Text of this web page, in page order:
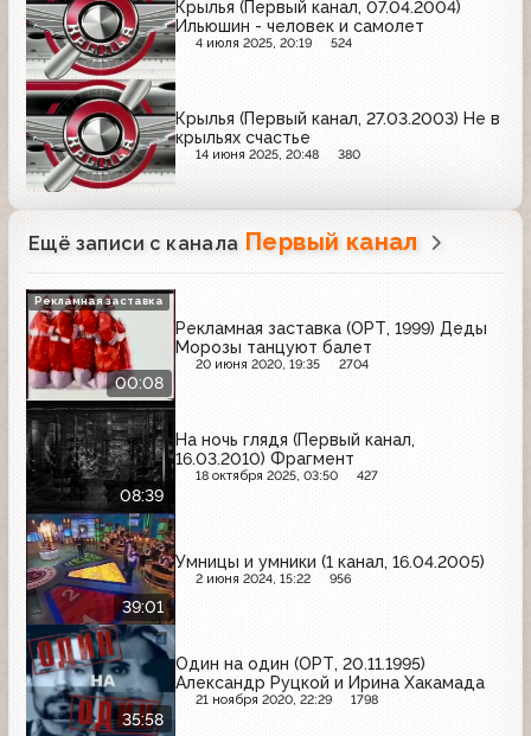
Крылья (Первый канал, 07.04.2004)
Ильюшин - человек и самолет
4 июля 2025, 20:19 524
Крылья (Первый канал, 27.03.2003) Не в
крыльях счастье
14 июня 2025, 20:48 380
Ещё записи с канала Первый канал
00:08
Рекламная заставка (ОРТ, 1999) Деды
Морозы танцуют балет
20 июня 2020, 19:35 2704
Рекламная заставка
08:39
На ночь глядя (Первый канал,
16.03.2010) Фрагмент
18 октября 2025, 03:50 427
39:01
Умницы и умники (1 канал, 16.04.2005)
2 июня 2024, 15:22 956
35:58
Один на один (ОРТ, 20.11.1995)
Александр Руцкой и Ирина Хакамада
21 ноября 2020, 22:29 1798